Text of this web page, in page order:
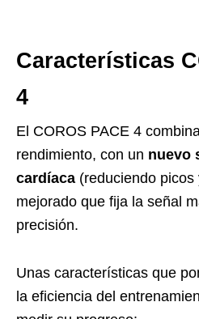
Características
4
El COROS PACE 4
rendimiento, con un nuevo
cardíaca (reduciendo
mejorado que fija la señal
precisión.
Unas características que
la eficiencia del